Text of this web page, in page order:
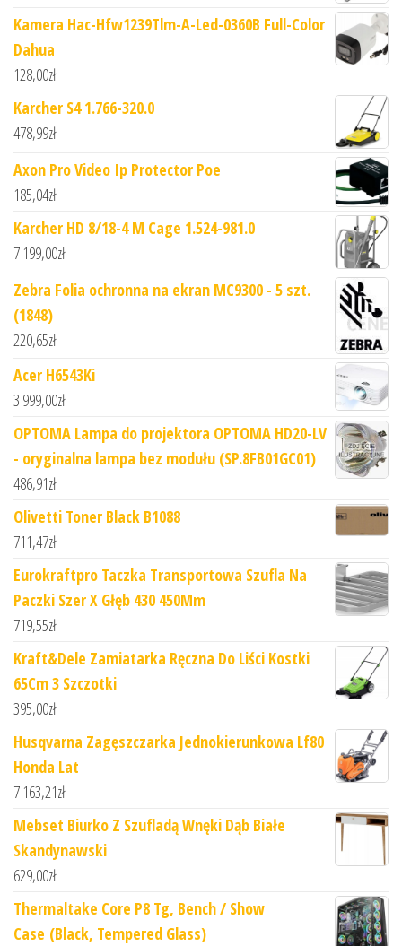
Kamera Hac-Hfw1239Tlm-A-Led-0360B Full-Color
Dahua
128,00zł
Karcher S4 1.766-320.0
478,99zł
Axon Pro Video Ip Protector Poe
185,04zł
Karcher HD 8/18-4 M Cage 1.524-981.0
7 199,00zł
Zebra Folia ochronna na ekran MC9300 - 5 szt.
(1848)
220,65zł
Acer H6543Ki
3 999,00zł
OPTOMA Lampa do projektora OPTOMA HD20-LV
- oryginalna lampa bez modułu (SP.8FB01GC01)
486,91zł
Olivetti Toner Black B1088
711,47zł
Eurokraftpro Taczka Transportowa Szufla Na
Paczki Szer X Głęb 430 450Mm
719,55zł
Kraft&Dele Zamiatarka Ręczna Do Liści Kostki
65Cm 3 Szczotki
395,00zł
Husqvarna Zagęszczarka Jednokierunkowa Lf80
Honda Lat
7 163,21zł
Mebset Biurko Z Szufladą Wnęki Dąb Białe
Skandynawski
629,00zł
Thermaltake Core P8 Tg, Bench / Show
Case (Black, Tempered Glass)